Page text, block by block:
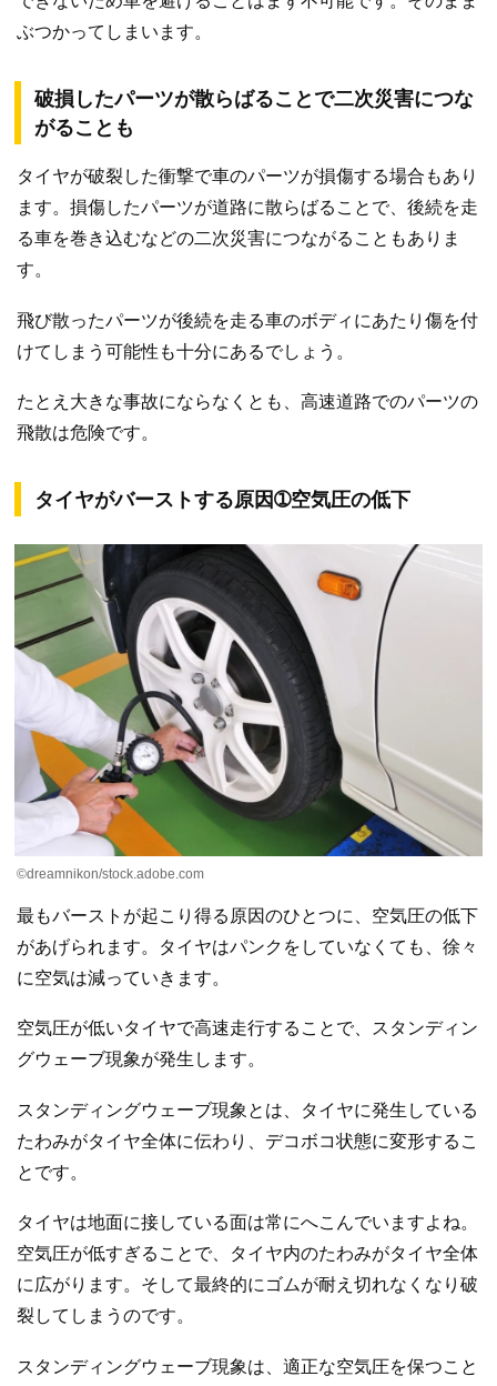
ぶつかってしまいます。
破損したパーツが散らばることで二次災害につな
がることも
タイヤが破裂した衝撃で車のパーツが損傷する場合もあり
ます。損傷したパーツが道路に散らばることで、後続を走
る車を巻き込むなどの二次災害につながることもありま
す。
飛び散ったパーツが後続を走る車のボディにあたり傷を付
けてしまう可能性も十分にあるでしょう。
たとえ大きな事故にならなくとも、高速道路でのパーツの
飛散は危険です。
タイヤがバーストする原因➀空気圧の低下
©dreamnikon/stock.adobe.com
最もバーストが起こり得る原因のひとつに、空気圧の低下
があげられます。タイヤはパンクをしていなくても、徐々
に空気は減っていきます。
空気圧が低いタイヤで高速走行することで、スタンディン
グウェーブ現象が発生します。
スタンディングウェーブ現象とは、タイヤに発生している
たわみがタイヤ全体に伝わり、デコボコ状態に変形するこ
とです。
タイヤは地面に接している面は常にへこんでいますよね。
空気圧が低すぎることで、タイヤ内のたわみがタイヤ全体
に広がります。そして最終的にゴムが耐え切れなくなり破
裂してしまうのです。
スタンディングウェーブ現象は、適正な空気圧を保つこと